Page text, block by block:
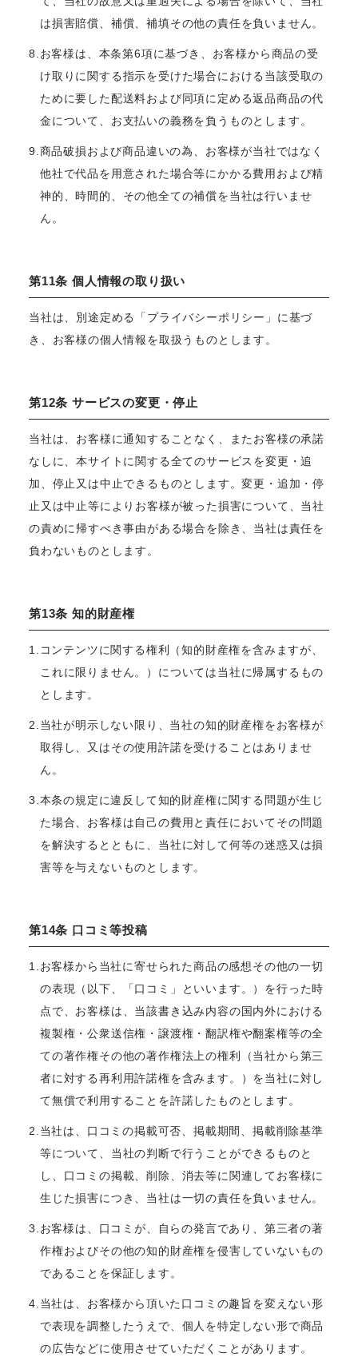
は損害賠償、補償、補填その他の責任を負いません。
8.お客様は、本条第6項に基づき、お客様から商品の受
け取りに関する指示を受けた場合における当該受取の
ために要した配送料および同項に定める返品商品の代
金について、お支払いの義務を負うものとします。
9.商品破損および商品違いの為、お客様が当社ではなく
他社で代品を用意された場合等にかかる費用および精
神的、時間的、その他全ての補償を当社は行いませ
ん。
第11条 個人情報の取り扱い
当社は、別途定める「プライバシーポリシー」に基づ
き、お客様の個人情報を取扱うものとします。
第12条 サービスの変更・停止
当社は、お客様に通知することなく、またお客様の承諾
なしに、本サイトに関する全てのサービスを変更・追
加、停止又は中止できるものとします。変更・追加・停
止又は中止等によりお客様が被った損害について、当社
の責めに帰すべき事由がある場合を除き、当社は責任を
負わないものとします。
第13条 知的財産権
1.コンテンツに関する権利（知的財産権を含みますが、
これに限りません。）については当社に帰属するもの
とします。
2.当社が明示しない限り、当社の知的財産権をお客様が
取得し、又はその使用許諾を受けることはありませ
ん。
3.本条の規定に違反して知的財産権に関する問題が生じ
た場合、お客様は自己の費用と責任においてその問題
を解決するとともに、当社に対して何等の迷惑又は損
害等を与えないものとします。
第14条 口コミ等投稿
1.お客様から当社に寄せられた商品の感想その他の一切
の表現（以下、「口コミ」といいます。）を行った時
点で、お客様は、当該書き込み内容の国内外における
複製権・公衆送信権・譲渡権・翻訳権や翻案権等の全
ての著作権その他の著作権法上の権利（当社から第三
者に対する再利用許諾権を含みます。）を当社に対し
て無償で利用することを許諾したものとします。
2.当社は、口コミの掲載可否、掲載期間、掲載削除基準
等について、当社の判断で行うことができるものと
し、口コミの掲載、削除、消去等に関連してお客様に
生じた損害につき、当社は一切の責任を負いません。
3.お客様は、口コミが、自らの発言であり、第三者の著
作権およびその他の知的財産権を侵害していないもの
であることを保証します。
4.当社は、お客様から頂いた口コミの趣旨を変えない形
で表現を調整したうえで、個人を特定しない形で商品
の広告などに使用させていただくことがあります。